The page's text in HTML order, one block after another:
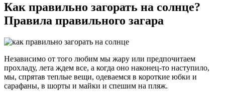
Как правильно загорать на солнце?
Правила правильного загара
Независимо от того любим мы жару или предпочитаем
прохладу, лета ждем все, а когда оно наконец-то наступило,
мы, спрятав теплые вещи, одеваемся в короткие юбки и
сарафаны, в шорты и майки и спешим на пляж.